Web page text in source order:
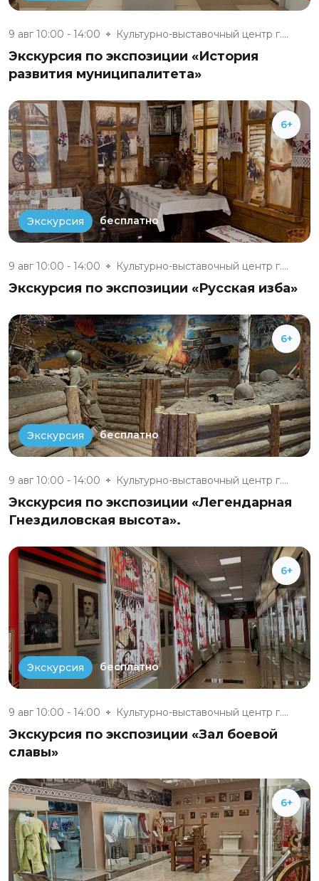
9 авг 10:00 - 14:00 Культурно-выставочный центр г....
Экскурсия по экспозиции «История
развития муниципалитета»
6+
Экскурсия бесплатно
9 авг 10:00 - 14:00 Культурно-выставочный центр г....
Экскурсия по экспозиции «Русская изба»
6+
Экскурсия бесплатно
9 авг 10:00 - 14:00 Культурно-выставочный центр г....
Экскурсия по экспозиции «Легендарная
Гнездиловская высота».
6+
Экскурсия бесплатно
9 авг 10:00 - 14:00 Культурно-выставочный центр г....
Экскурсия по экспозиции «Зал боевой
славы»
6+